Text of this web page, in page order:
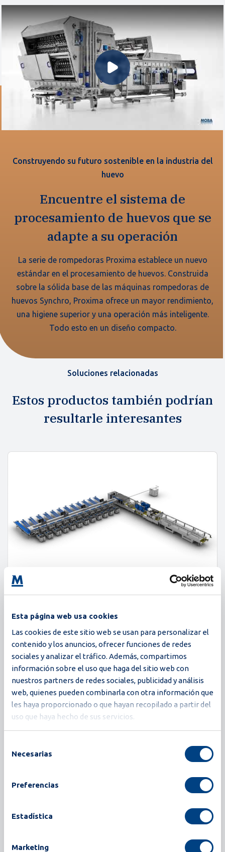
Esta página web usa cookies
Las cookies de este sitio web se usan para personalizar el
contenido y los anuncios, ofrecer funciones de redes
sociales y analizar el tráfico. Además, compartimos
información sobre el uso que haga del sitio web con
nuestros partners de redes sociales, publicidad y análisis
web, quienes pueden combinarla con otra información que
les haya proporcionado o que hayan recopilado a partir del
uso que haya hecho de sus servicios.
Necesarias
Preferencias
Estadística
Marketing
Reproducir Video
Construyendo su futuro sostenible en la industria del
huevo
Encuentre el sistema de
procesamiento de huevos que se
adapte a su operación
La serie de rompedoras Proxima establece un nuevo
estándar en el procesamiento de huevos. Construida
sobre la sólida base de las máquinas rompedoras de
huevos Synchro, Proxima ofrece un mayor rendimiento,
una higiene superior y una operación más inteligente.
Todo esto en un diseño compacto.
Soluciones relacionadas
Estos productos también podrían
resultarle interesantes
Magna
216,000 huevos/hora
600 cajas/hora
El sistema de clasificación Magna está diseñado
para allanar el camino hacia un futuro conectado.
Combina conocimientos del mundo real con
innovaciones inteligentes en el control de
producción para ofrecer un rendimiento y una
fiabilidad inigualables. Actualmente, el sistema
lanzamiento en otras partes del mundo se